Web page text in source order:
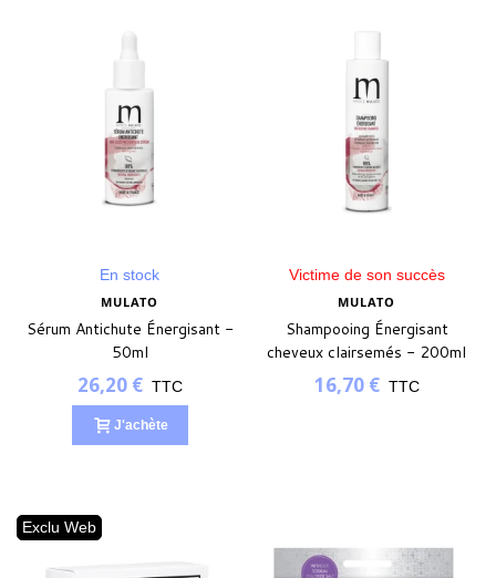
En stock
MULATO
Sérum Antichute Énergisant -
50ml
26,20 € TTC
J'achète
Victime de son succès
MULATO
Shampooing Énergisant
cheveux clairsemés - 200ml
16,70 € TTC
Exclu Web